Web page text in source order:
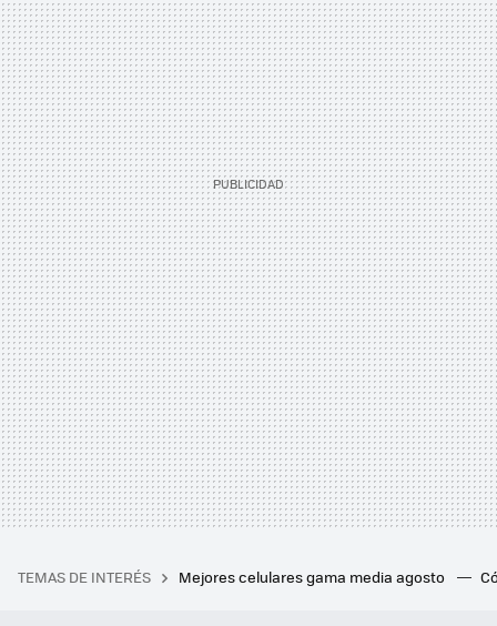
TEMAS DE INTERÉS Mejores celulares gama media agosto